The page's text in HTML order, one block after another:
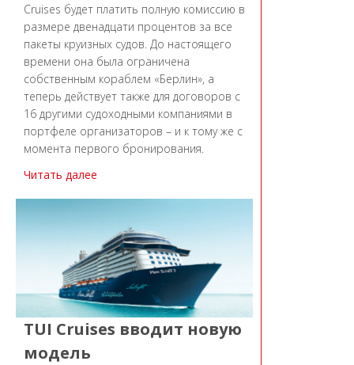
Cruises будет платить полную комиссию в
размере двенадцати процентов за все
пакеты круизных судов. До настоящего
времени она была ограничена
собственным кораблем «Берлин», а
теперь действует также для договоров с
16 другими судоходными компаниями в
портфеле организаторов – и к тому же с
момента первого бронирования.
Читать далее
TUI Cruises вводит новую
модель